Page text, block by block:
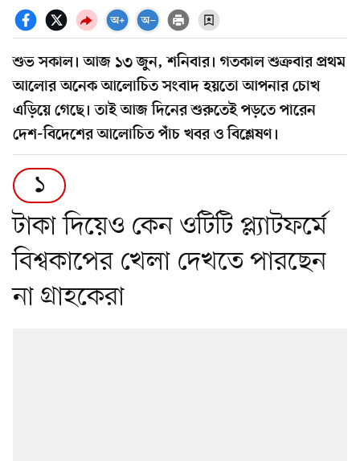
শুভ সকাল। আজ ১৩ জুন, শনিবার। গতকাল শুক্রবার প্রথম
আলোর অনেক আলোচিত সংবাদ হয়তো আপনার চোখ
এড়িয়ে গেছে। তাই আজ দিনের শুরুতেই পড়তে পারেন
দেশ-বিদেশের আলোচিত পাঁচ খবর ও বিশ্লেষণ।
১
টাকা দিয়েও কেন ওটিটি প্ল্যাটফর্মে
বিশ্বকাপের খেলা দেখতে পারছেন
না গ্রাহকেরা